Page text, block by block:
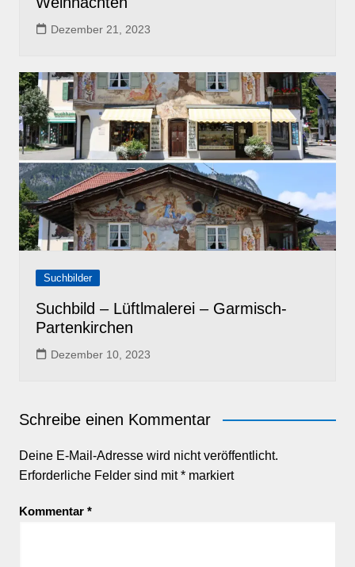
Dezember 21, 2023
Suchbilder
Suchbild – Lüftlmalerei – Garmisch-
Partenkirchen
Dezember 10, 2023
Schreibe einen Kommentar
Deine E-Mail-Adresse wird nicht veröffentlicht.
Erforderliche Felder sind mit*markiert
Kommentar *